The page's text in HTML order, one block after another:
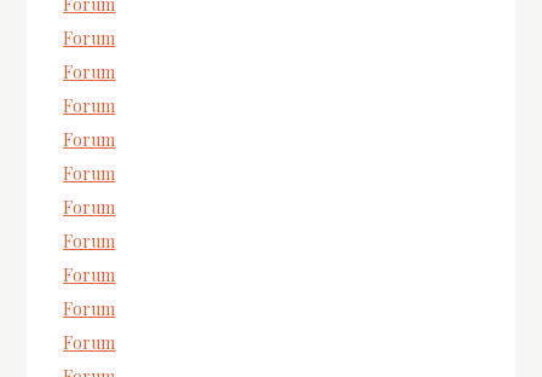
Forum
Forum
Forum
Forum
Forum
Forum
Forum
Forum
Forum
Forum